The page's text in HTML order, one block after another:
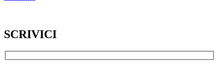
SCRIVICI